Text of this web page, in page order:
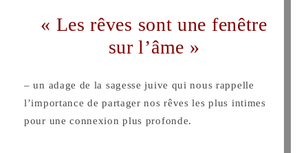
« Les rêves sont une fenêtre
sur l’âme »
– un adage de la sagesse juive qui nous rappelle
l’importance de partager nos rêves les plus intimes
pour une connexion plus profonde.